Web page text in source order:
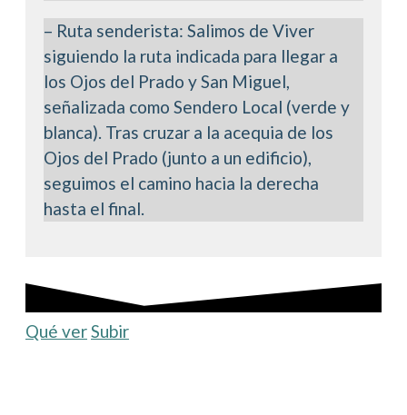
– Ruta senderista: Salimos de Viver
siguiendo la ruta indicada para llegar a
los Ojos del Prado y San Miguel,
señalizada como Sendero Local (verde y
blanca). Tras cruzar a la acequia de los
Ojos del Prado (junto a un edificio),
seguimos el camino hacia la derecha
hasta el final.
Qué verSubir